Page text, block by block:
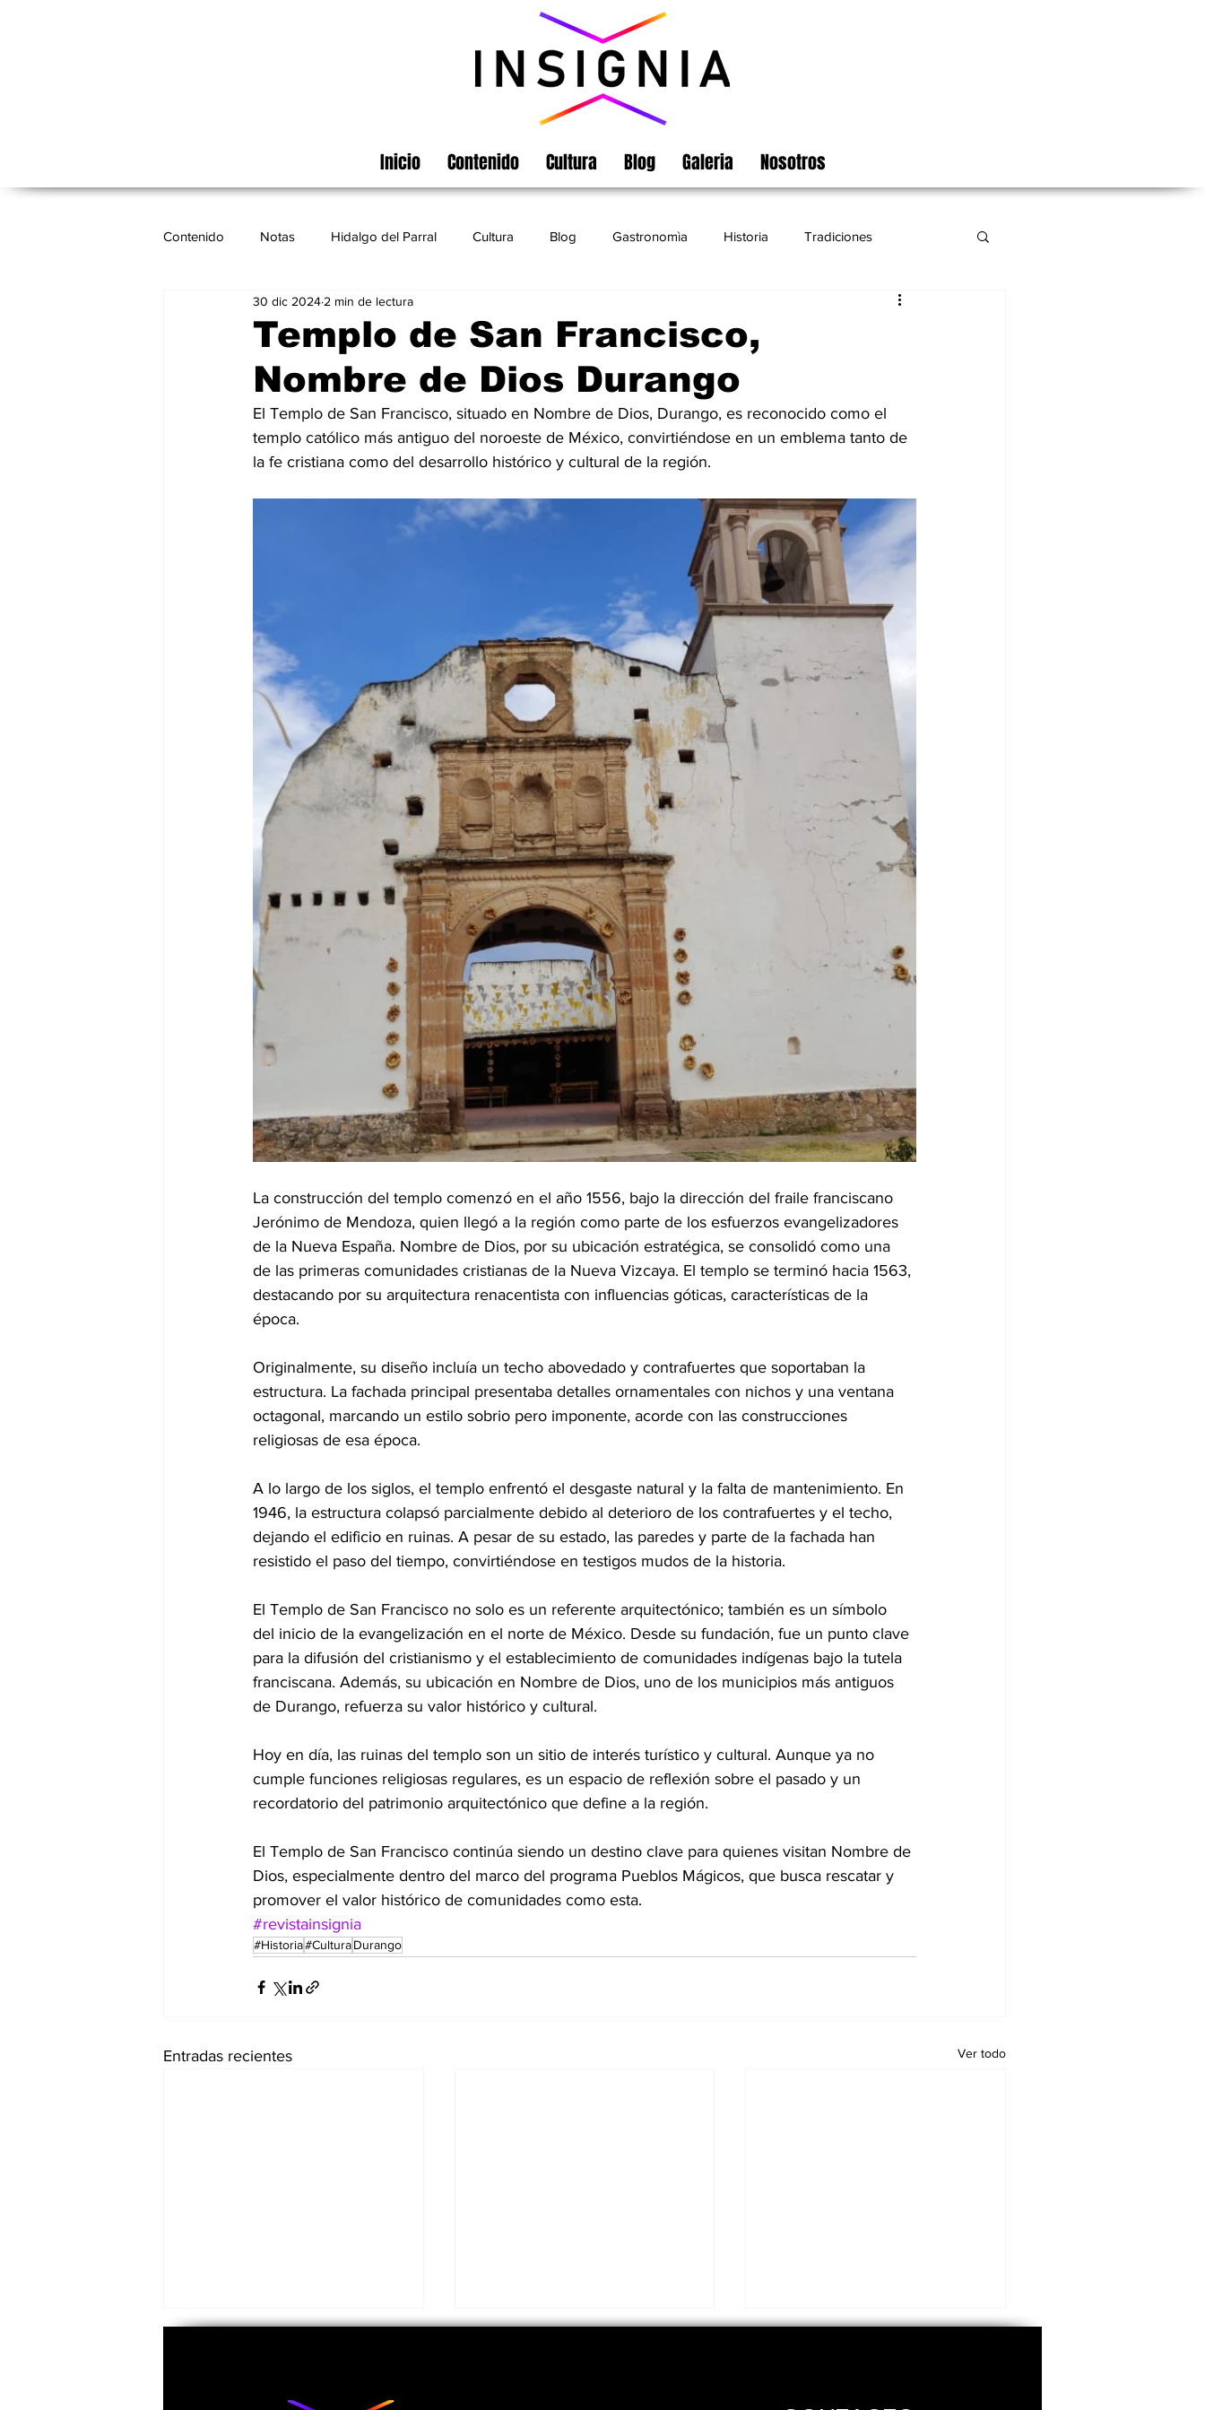
Inicio Contenido Cultura Blog Galeria Nosotros
Contenido Notas Hidalgo del Parral Cultura Blog Gastronomìa Historia Tradiciones
Cinematografía México Turismo
Templo de San Francisco,
Nombre de Dios Durango
30 dic 2024 2 min de lectura
El Templo de San Francisco, situado en Nombre de Dios, Durango, es reconocido como el
templo católico más antiguo del noroeste de México, convirtiéndose en un emblema tanto de
la fe cristiana como del desarrollo histórico y cultural de la región.
La construcción del templo comenzó en el año 1556, bajo la dirección del fraile franciscano
Jerónimo de Mendoza, quien llegó a la región como parte de los esfuerzos evangelizadores
de la Nueva España. Nombre de Dios, por su ubicación estratégica, se consolidó como una
de las primeras comunidades cristianas de la Nueva Vizcaya. El templo se terminó hacia 1563,
destacando por su arquitectura renacentista con influencias góticas, características de la
época.
Originalmente, su diseño incluía un techo abovedado y contrafuertes que soportaban la
estructura. La fachada principal presentaba detalles ornamentales con nichos y una ventana
octagonal, marcando un estilo sobrio pero imponente, acorde con las construcciones
religiosas de esa época.
A lo largo de los siglos, el templo enfrentó el desgaste natural y la falta de mantenimiento. En
1946, la estructura colapsó parcialmente debido al deterioro de los contrafuertes y el techo,
dejando el edificio en ruinas. A pesar de su estado, las paredes y parte de la fachada han
resistido el paso del tiempo, convirtiéndose en testigos mudos de la historia.
El Templo de San Francisco no solo es un referente arquitectónico; también es un símbolo
del inicio de la evangelización en el norte de México. Desde su fundación, fue un punto clave
para la difusión del cristianismo y el establecimiento de comunidades indígenas bajo la tutela
franciscana. Además, su ubicación en Nombre de Dios, uno de los municipios más antiguos
de Durango, refuerza su valor histórico y cultural.
Hoy en día, las ruinas del templo son un sitio de interés turístico y cultural. Aunque ya no
cumple funciones religiosas regulares, es un espacio de reflexión sobre el pasado y un
recordatorio del patrimonio arquitectónico que define a la región.
El Templo de San Francisco continúa siendo un destino clave para quienes visitan Nombre de
Dios, especialmente dentro del marco del programa Pueblos Mágicos, que busca rescatar y
promover el valor histórico de comunidades como esta.
#revistainsignia
#Historia#CulturaDurango
Entradas recientes Ver todo